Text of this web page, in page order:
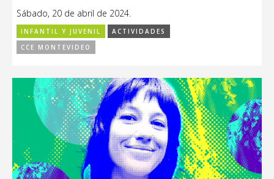
Sábado, 20 de abril de 2024.
INFANTIL Y JUVENIL
ACTIVIDADES
CCE MONTEVIDEO